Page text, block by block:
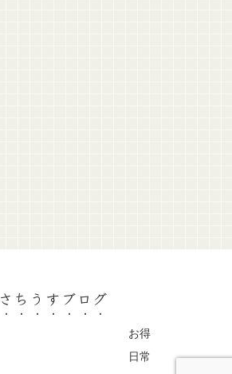
さちうすブログ
お得
日常